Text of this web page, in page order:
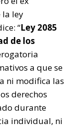
ley
“Ley 2085
de los
a que se
ni modifica las
derechos
durante
individual, ni